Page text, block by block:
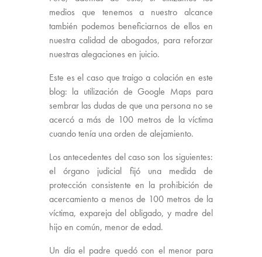
medios que tenemos a nuestro alcance
también podemos beneficiarnos de ellos en
nuestra calidad de abogados, para reforzar
nuestras alegaciones en juicio.
Este es el caso que traigo a colación en este
blog: la utilización de Google Maps para
sembrar las dudas de que una persona no se
acercó a más de 100 metros de la víctima
cuando tenía una orden de alejamiento.
Los antecedentes del caso son los siguientes:
el órgano judicial fijó una medida de
protección consistente en la prohibición de
acercamiento a menos de 100 metros de la
víctima, expareja del obligado, y madre del
hijo en común, menor de edad.
Un día el padre quedó con el menor para